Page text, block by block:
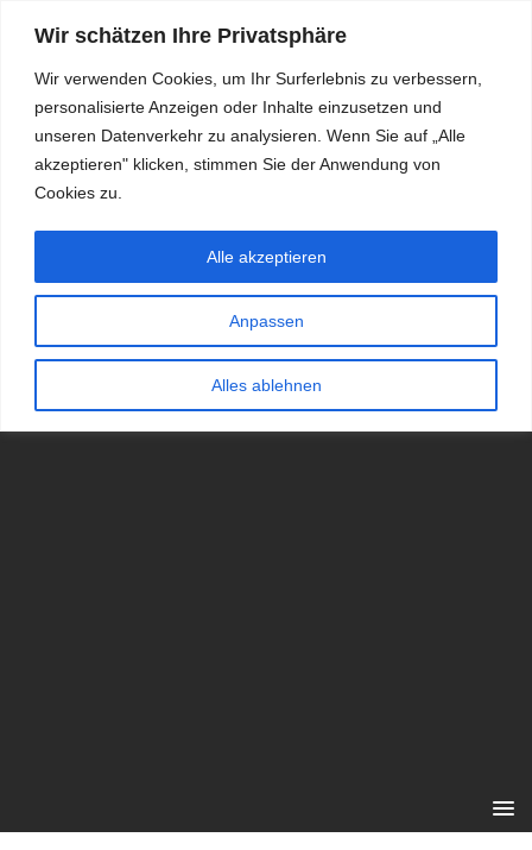
Wir schätzen Ihre Privatsphäre
Wir verwenden Cookies, um Ihr Surferlebnis zu verbessern,
personalisierte Anzeigen oder Inhalte einzusetzen und
unseren Datenverkehr zu analysieren. Wenn Sie auf „Alle
akzeptieren" klicken, stimmen Sie der Anwendung von
Cookies zu.
Anpassen
Alles ablehnen
Alle akzeptieren
RDKS.EXPERT
TESTS, EXPERTEN-TIPPS RUND UM DAS THEMA RDKS UND